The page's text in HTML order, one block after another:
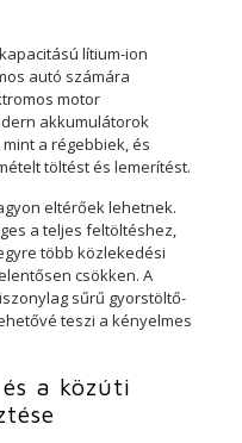
lítium-ion
autó számára
motor
akkumulátorok
a régebbiek, és
töltést és lemerítést.
eltérőek lehetnek.
a teljes feltöltéshez,
több közlekedési
csökken. A
sűrű gyorstöltő-
teszi a kényelmes
a közúti